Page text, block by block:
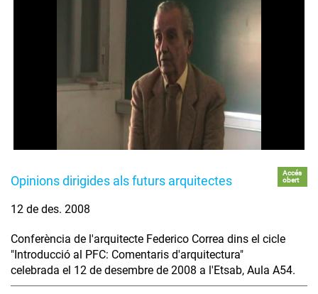
Opinions dirigides als futurs arquitectes
Accés
obert
12 de des. 2008
Conferència de l'arquitecte Federico Correa dins el cicle
"Introducció al PFC: Comentaris d'arquitectura"
celebrada el 12 de desembre de 2008 a l'Etsab, Aula A54.